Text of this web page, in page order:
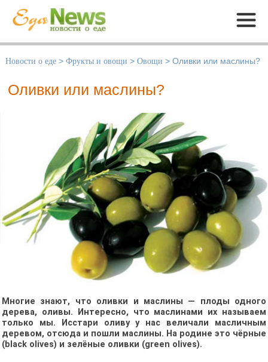
Меню
Новости о еде > Фрукты и овощи > Овощи > Оливки или маслины?
Оливки или маслины?
Многие знают, что оливки и маслины — плоды одного
дерева, оливы. Интересно, что маслинами их называем
только мы. Исстари оливу у нас величали масличным
деревом, отсюда и пошли маслины. На родине это чёрные
(black olives) и зелёные оливки (green olives).